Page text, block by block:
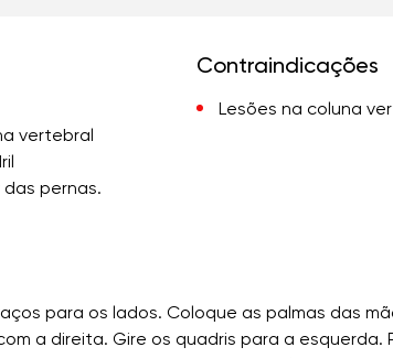
vertebral
pernas.
Contraindicações
Lesões na coluna
para os lados. Coloque as palmas das
a direita. Gire os quadris para a esquerda.